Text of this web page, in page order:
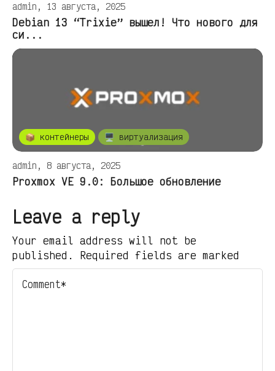
admin, 13 августа, 2025
Debian 13 “Trixie” вышел! Что нового для
си...
📦 контейнеры 🖥️ виртуализация
admin, 8 августа, 2025
Proxmox VE 9.0: Большое обновление
Leave a reply
Your email address will not be
published. Required fields are marked